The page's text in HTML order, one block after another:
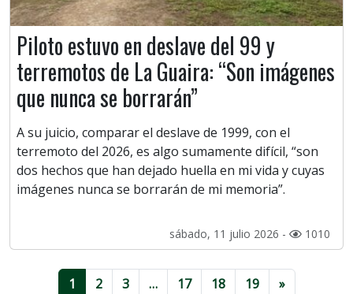
Piloto estuvo en deslave del 99 y
terremotos de La Guaira: “Son imágenes
que nunca se borrarán”
A su juicio, comparar el deslave de 1999, con el
terremoto del 2026, es algo sumamente difícil, “son
dos hechos que han dejado huella en mi vida y cuyas
imágenes nunca se borrarán de mi memoria”.
sábado, 11 julio 2026 - 1010
1 2 3 … 17 18 19 »